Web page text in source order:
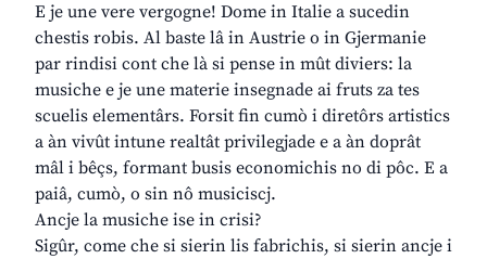
E je une vere vergogne! Dome in Italie a sucedin
chestis robis. Al baste lâ in Austrie o in Gjermanie
par rindisi cont che là si pense in mût diviers: la
musiche e je une materie insegnade ai fruts za tes
scuelis elementârs. Forsit fin cumò i diretôrs artistics
a àn vivût intune realtât privilegjade e a àn doprât
mâl i bêçs, formant busis economichis no di pôc. E a
paiâ, cumò, o sin nô musiciscj.
Ancje la musiche ise in crisi?
Sigûr, come che si sierin lis fabrichis, si sierin ancje i